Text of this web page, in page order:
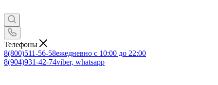
Телефоны
8(800)511-56-58ежедневно с 10:00 до 22:00
8(904)931-42-74viber, whatsapp